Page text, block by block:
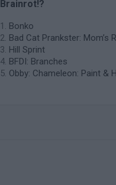
Brainrot!?
Bonko
Bad Cat Prankster: Mom’s
Hill Sprint
BFDI: Branches
Obby: Chameleon: Paint &